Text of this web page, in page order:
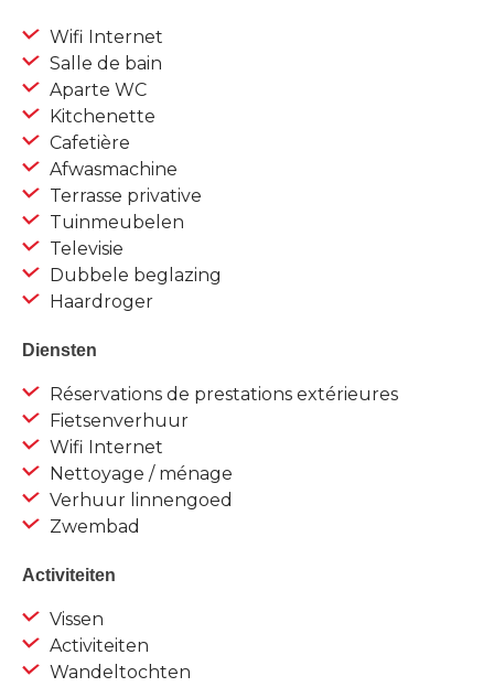
Wifi Internet
Salle de bain
Aparte WC
Kitchenette
Cafetière
Afwasmachine
Terrasse privative
Tuinmeubelen
Televisie
Dubbele beglazing
Haardroger
Diensten
Réservations de prestations extérieures
Fietsenverhuur
Wifi Internet
Nettoyage / ménage
Verhuur linnengoed
Zwembad
Activiteiten
Vissen
Activiteiten
Wandeltochten